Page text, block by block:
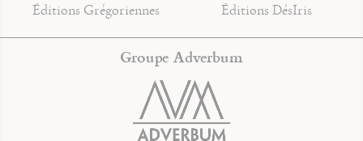
Éditions Grégoriennes Éditions DésIris
Groupe Adverbum